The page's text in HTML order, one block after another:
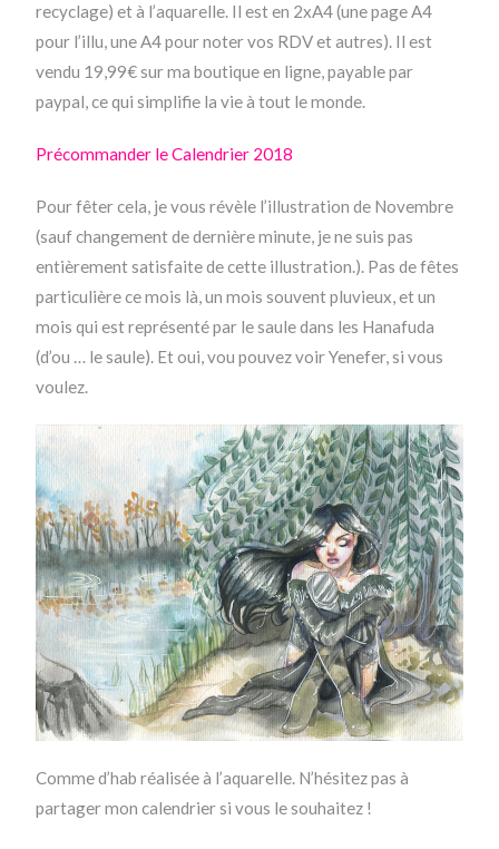
recyclage) et à l’aquarelle. Il est en 2xA4 (une page A4
pour l’illu, une A4 pour noter vos RDV et autres). Il est
vendu 19,99€ sur ma boutique en ligne, payable par
paypal, ce qui simplifie la vie à tout le monde.
Précommander le Calendrier 2018
Pour fêter cela, je vous révèle l’illustration de Novembre
(sauf changement de dernière minute, je ne suis pas
entièrement satisfaite de cette illustration.). Pas de fêtes
particulière ce mois là, un mois souvent pluvieux, et un
mois qui est représenté par le saule dans les Hanafuda
(d’ou … le saule). Et oui, vou pouvez voir Yenefer, si vous
voulez.
Comme d’hab réalisée à l’aquarelle. N’hésitez pas à
partager mon calendrier si vous le souhaitez !